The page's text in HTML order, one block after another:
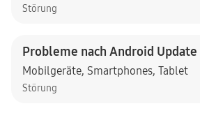
Störung
Probleme nach Android Update
Mobilgeräte, Smartphones, Tablet
Störung